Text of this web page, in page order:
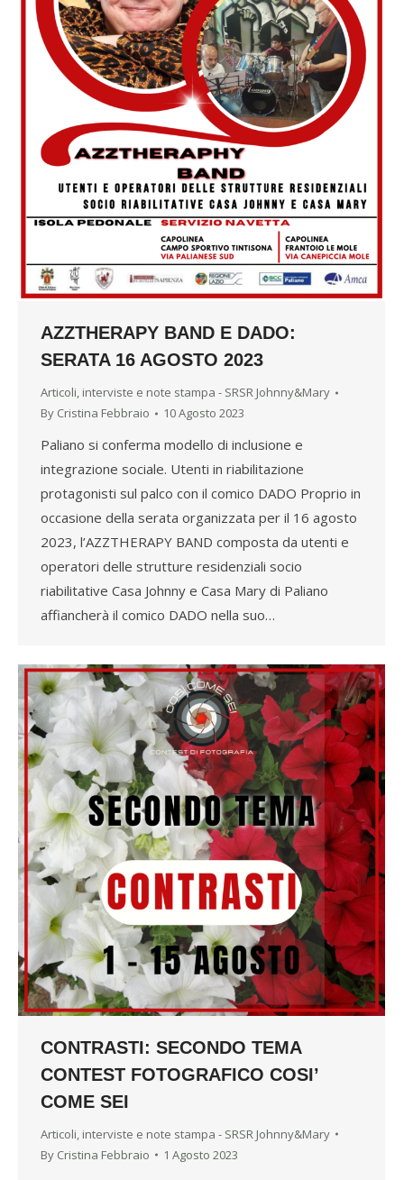
AZZTHERAPY BAND E DADO:
SERATA 16 AGOSTO 2023
Articoli, interviste e note stampa - SRSR Johnny&Mary
By Cristina Febbraio 10 Agosto 2023
Paliano si conferma modello di inclusione e
integrazione sociale. Utenti in riabilitazione
protagonisti sul palco con il comico DADO Proprio in
occasione della serata organizzata per il 16 agosto
2023, l’AZZTHERAPY BAND composta da utenti e
operatori delle strutture residenziali socio
riabilitative Casa Johnny e Casa Mary di Paliano
affiancherà il comico DADO nella suo…
CONTRASTI: SECONDO TEMA
CONTEST FOTOGRAFICO COSI’
COME SEI
Articoli, interviste e note stampa - SRSR Johnny&Mary
By Cristina Febbraio 1 Agosto 2023